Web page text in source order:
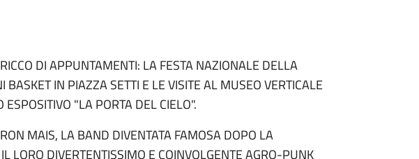
DI APPUNTAMENTI: LA FESTA NAZIONALE DELLA
IN PIAZZA SETTI E LE VISITE AL MUSEO VERTICALE
"LA PORTA DEL CIELO".
MAIS, LA BAND DIVENTATA FAMOSA DOPO LA
LORO DIVERTENTISSIMO E COINVOLGENTE AGRO-PUNK